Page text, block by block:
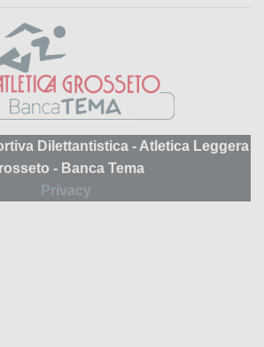
Dilettantistica - Atletica Leggera
- Banca Tema
Privacy